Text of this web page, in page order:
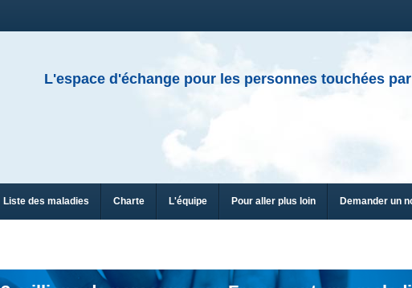
L'espace d'échange pour les personnes touchées
Liste des maladies Charte L'équipe Pour aller plus loin Demander un